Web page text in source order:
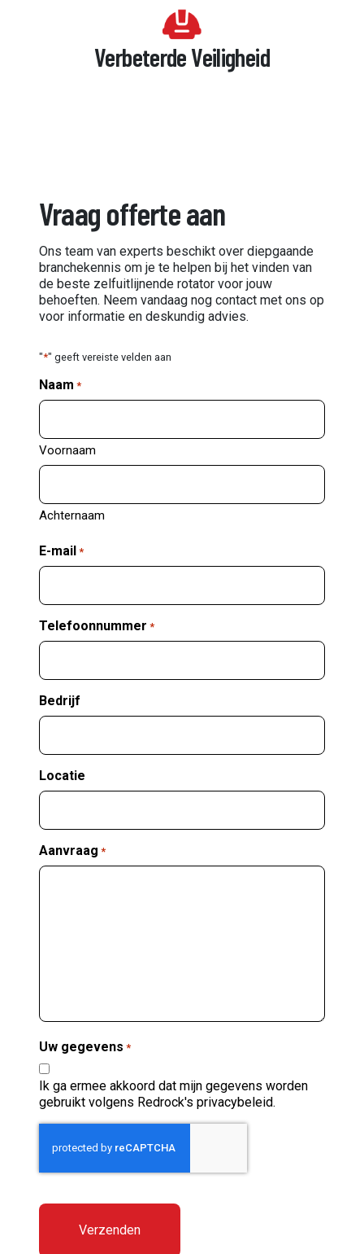
Verbeterde Veiligheid
Vraag offerte aan
Ons team van experts beschikt over diepgaande
branchekennis om je te helpen bij het vinden van
de beste zelfuitlijnende rotator voor jouw
behoeften. Neem vandaag nog contact met ons op
voor informatie en deskundig advies.
"*" geeft vereiste velden aan
Naam *
Voornaam
Achternaam
E-mail *
Telefoonnummer *
Bedrijf
Locatie
Aanvraag *
Uw gegevens *
Ik ga ermee akkoord dat mijn gegevens worden
gebruikt volgens Redrock's privacybeleid.